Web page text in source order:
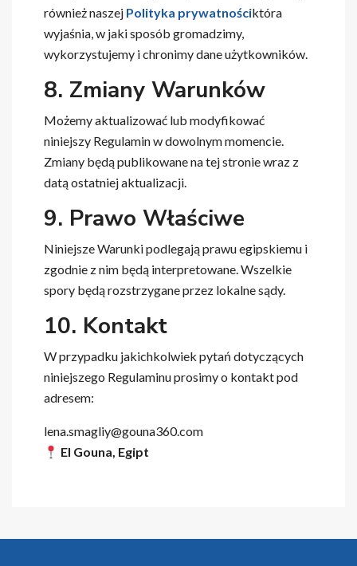
również naszej Polityka prywatnościktóra
wyjaśnia, w jaki sposób gromadzimy,
wykorzystujemy i chronimy dane użytkowników.
8. Zmiany Warunków
Możemy aktualizować lub modyfikować
niniejszy Regulamin w dowolnym momencie.
Zmiany będą publikowane na tej stronie wraz z
datą ostatniej aktualizacji.
9. Prawo Właściwe
Niniejsze Warunki podlegają prawu egipskiemu i
zgodnie z nim będą interpretowane. Wszelkie
spory będą rozstrzygane przez lokalne sądy.
10. Kontakt
W przypadku jakichkolwiek pytań dotyczących
niniejszego Regulaminu prosimy o kontakt pod
adresem:
lena.smagliy@gouna360.com
El Gouna, Egipt